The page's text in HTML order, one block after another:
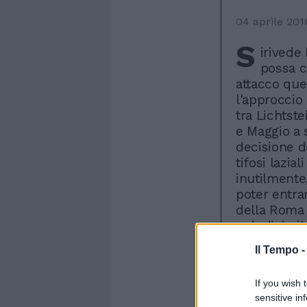
Il Tempo -
If you wish
sensitive
04 aprile
S irivede
possa
attacco
tra
e Maggio
decisione
tifosi laziali
poter
della
due
che
pensare